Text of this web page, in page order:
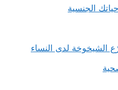
الجنسية
الشيخوخة لدى النساء